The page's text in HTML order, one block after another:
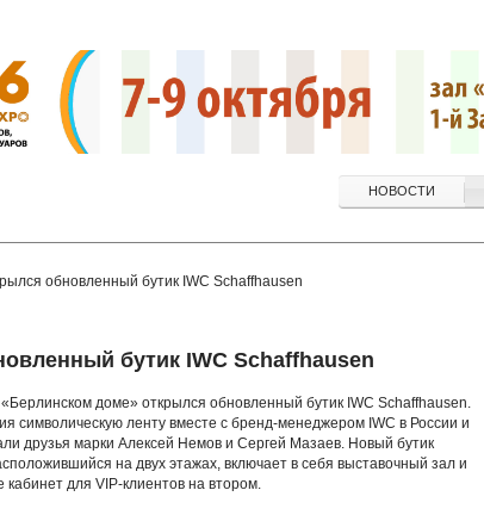
НОВОСТИ
обновленный бутик IWC Schaffhausen
бутик IWC Schaffhausen
доме» открылся обновленный бутик IWC Schaffhausen.
символическую ленту вместе с бренд-менеджером IWC в России и
друзья марки Алексей Немов и Сергей Мазаев. Новый бутик
на двух этажах, включает в себя выставочный зал и
для VIP-клиентов на втором.